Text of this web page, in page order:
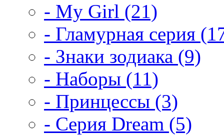
- My Girl (21)
- Гламурная серия
- Знаки зодиака (9)
- Наборы (11)
- Принцессы (3)
- Серия Dream (5)